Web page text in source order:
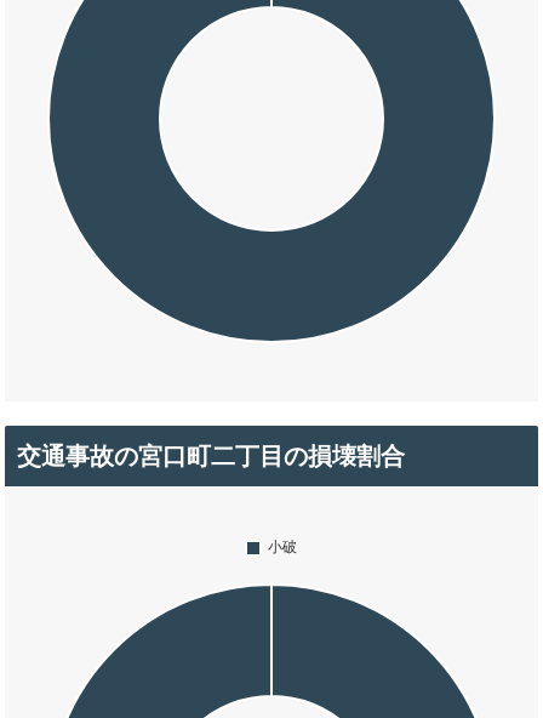
交通事故の宮口町二丁目の損壊割合